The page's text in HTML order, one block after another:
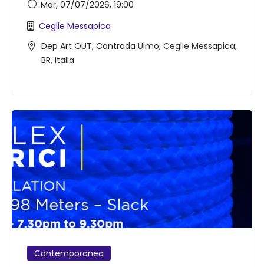
Dep Art OUT, Contrada Ulmo, Ceglie Messapica,
BR, Italia
Ceglie Messapica
Mar, 07/07/2026, 19:00
Contemporanea